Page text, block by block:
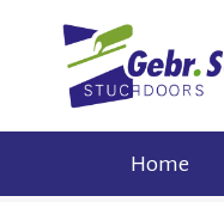
Home